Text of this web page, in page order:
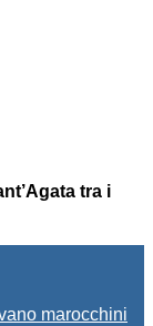
tra i
marocchini